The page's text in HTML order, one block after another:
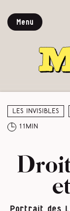
Menu
Les invisibles
11min
Portrait des